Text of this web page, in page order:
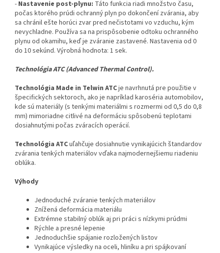
- Nastavenie post-plynu: Táto funkcia riadi množstvo času,
počas ktorého prúdi ochranný plyn po dokončení zvárania, aby
sa chránil ešte horúci zvar pred nečistotami vo vzduchu, kým
nevychladne. Používa sa na prispôsobenie odtoku ochranného
plynu od okamihu, keď je zváranie zastavené. Nastavenia od 0
do 10 sekúnd. Výrobná hodnota: 1 sek.
Technológia ATC (Advanced Thermal Control).
Technológia Made in Telwin ATCje navrhnutá pre použitie v
špecifických sektoroch, ako je napríklad karoséria automobilov,
kde sú materiály (s tenkými materiálmi s rozmermi od 0,5 do 0,8
mm) mimoriadne citlivé na deformáciu spôsobenú teplotami
dosiahnutými počas zváracích operácií.
Technológia ATCuľahčuje dosiahnutie vynikajúcich štandardov
zvárania tenkých materiálov vďaka najmodernejšiemu riadeniu
oblúka.
Výhody
Jednoduché zváranie tenkých materiálov
Znížená deformácia materiálu
Extrémne stabilný oblúk aj pri práci s nízkymi prúdmi
Rýchle a presné lepenie
Jednoduchšie spájanie rozložených listov
Vynikajúce výsledky na oceli, hliníku a pri spájkovaní